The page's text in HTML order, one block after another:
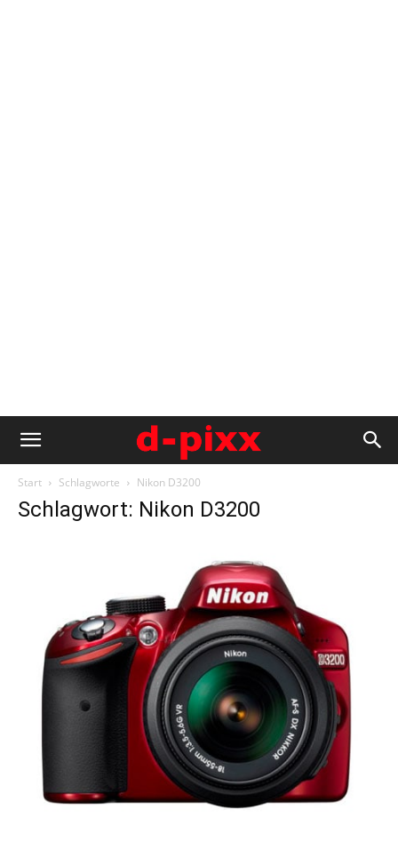
Start Schlagworte Nikon D3200
Schlagwort: Nikon D3200